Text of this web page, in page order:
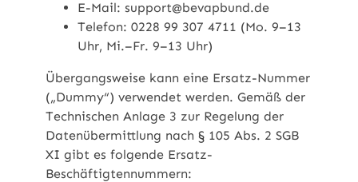
E-Mail: support@bevapbund.de
Telefon: 0228 99 307 4711 (Mo. 9–13
Uhr, Mi.–Fr. 9–13 Uhr)
Übergangsweise kann eine Ersatz-Nummer
(„Dummy“) verwendet werden. Gemäß der
Technischen Anlage 3 zur Regelung der
Datenübermittlung nach § 105 Abs. 2 SGB
XI gibt es folgende Ersatz-
Beschäftigtennummern: